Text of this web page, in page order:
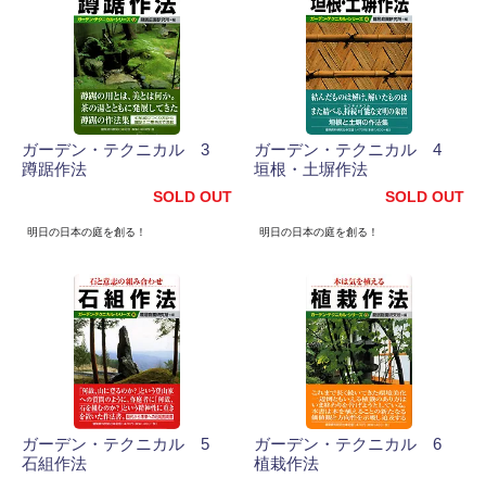
ガーデン・テクニカル 3
蹲踞作法
SOLD OUT
明日の日本の庭を創る！
ガーデン・テクニカル 4
垣根・土塀作法
SOLD OUT
明日の日本の庭を創る！
ガーデン・テクニカル 5
石組作法
ガーデン・テクニカル 6
植栽作法